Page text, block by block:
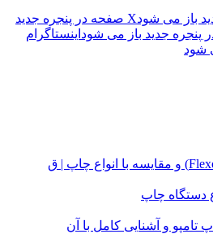
باز می شود
X صفحه در پنجره جدید
پنجره جدید باز می شود اینستاگرام
شود
دستگاه چاپ
تامپو و آشنایی کامل با آن